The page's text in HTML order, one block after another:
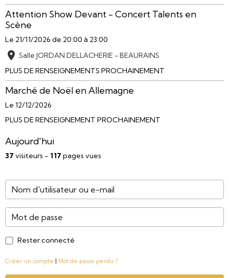
Attention Show Devant - Concert Talents en
Scène
Le 21/11/2026 de 20:00 à 23:00
Salle JORDAN DELLACHERIE - BEAURAINS
PLUS DE RENSEIGNEMENTS PROCHAINEMENT
Marché de Noël en Allemagne
Le 12/12/2026
PLUS DE RENSEIGNEMENT PROCHAINEMENT
Aujourd'hui
37 visiteurs - 117 pages vues
Rester connecté
Créer un compte Mot de passe perdu ?